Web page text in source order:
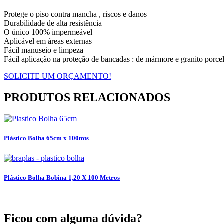
Protege o piso contra mancha , riscos e danos
Durabilidade de alta resistência
O único 100% impermeável
Aplicável em áreas externas
Fácil manuseio e limpeza
Fácil aplicação na proteção de bancadas : de mármore e granito
SOLICITE UM ORÇAMENTO!
PRODUTOS RELACIONADOS
Plástico Bolha 65cm x 100mts
Plástico Bolha Bobina 1,20 X 100 Metros
Ficou com alguma dúvida?